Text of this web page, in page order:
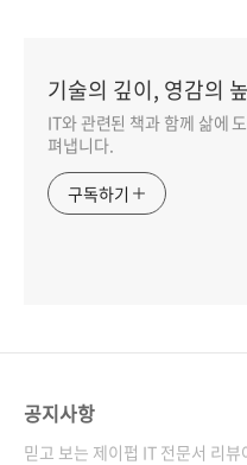
기술의 깊이, 영감의
IT와 관련된 책과 함께 삶에
펴냅니다.
구독하기
공지사항
믿고 보는 제이펍 IT 전문서 리뷰